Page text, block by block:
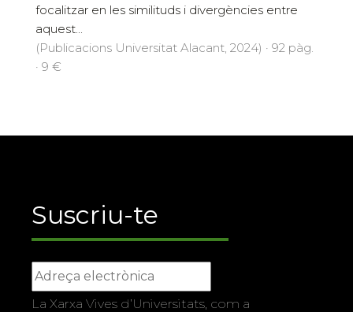
focalitzar en les similituds i divergències entre
aquest...
(Publicacions Universitat Alacant, 2024) · 92 pàg.
· 9 €
Suscriu-te
La Xarxa Vives d’Universitats, com a